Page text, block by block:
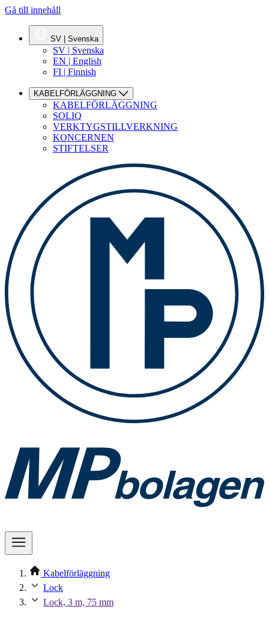
Gå till innehåll
SV | Svenska
SV | Svenska
EN | English
FI | Finnish
KABELFÖRLÄGGNING
KABELFÖRLÄGGNING
SOLIQ
VERKTYGSTILLVERKNING
KONCERNEN
STIFTELSER
Kabelförläggning
Lock
Lock, 3 m, 75 mm